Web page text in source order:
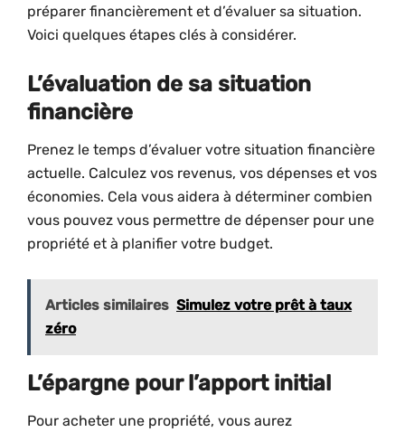
préparer financièrement et d’évaluer sa situation.
Voici quelques étapes clés à considérer.
L’évaluation de sa situation
financière
Prenez le temps d’évaluer votre situation financière
actuelle. Calculez vos revenus, vos dépenses et vos
économies. Cela vous aidera à déterminer combien
vous pouvez vous permettre de dépenser pour une
propriété et à planifier votre budget.
Articles similaires Simulez votre prêt à taux
zéro
L’épargne pour l’apport initial
Pour acheter une propriété, vous aurez